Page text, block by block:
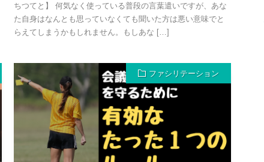
ちつてと】 何気なく使っている普段の言葉遣いですが、あな
た自身はなんとも思っていなくても聞いた方は悪い意味でと
らえてしまうかもしれません。もしあな […]
ファシリテーション